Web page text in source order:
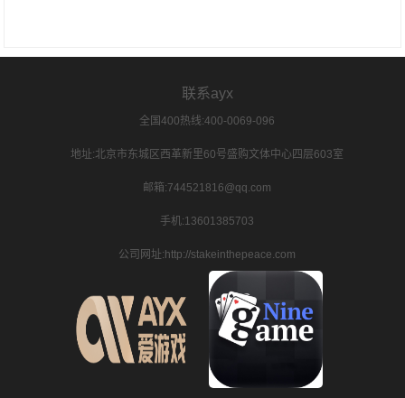
联系ayx
全国400热线:400-0069-096
地址:北京市东城区西革新里60号盛购文体中心四层603室
邮箱:744521816@qq.com
手机:13601385703
公司网址:http://stakeinthepeace.com